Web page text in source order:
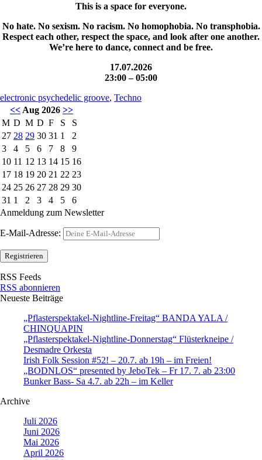
This is a space for everyone.
No hate. No sexism. No racism. No homophobia. No transphobia.
Respect each other, respect the space, and look after one another.
We’re here to dance, connect and be free.
17.07.2026
23:00 – 05:00
electronic psychedelic groove, Techno
<< Aug 2026 >>
M D M D F S
S
27 28 29 30 31 1
2
3
4 5 6 7 8
9
10 11 12 13 14 15 16
17 18 19 20 21 22 23
24 25 26 27 28 29 30
31 1 2 3 4 5
6
Anmeldung zum Newsletter
E-Mail-Adresse:
RSS Feeds
RSS abonnieren
Neueste Beiträge
„Pflasterspektakel-Nightline-Freitag“ BANDA YALA /
CHINQUAPIN
„Pflasterspektakel-Nightline-Donnerstag“ Flüsterkneipe /
Desmadre Orkesta
Irish Folk Session #52! – 20.7. ab 19h – im Freien!
„BODNLOS“ presented by JeboTek – Fr 17. 7. ab 23:00
Bunker Bass- Sa 4.7. ab 22h – im Keller
Archive
Juli 2026
Juni 2026
Mai 2026
April 2026